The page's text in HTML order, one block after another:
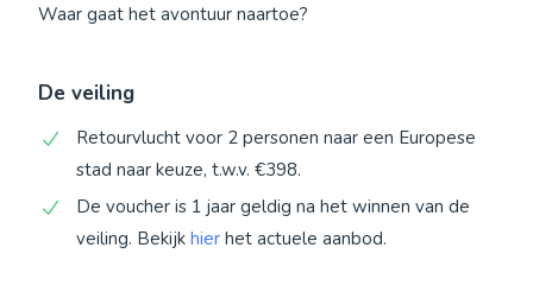
Waar gaat het avontuur naartoe?
De veiling
Retourvlucht voor 2 personen naar een Europese
stad naar keuze, t.w.v. €398.
De voucher is 1 jaar geldig na het winnen van de
veiling. Bekijk hier het actuele aanbod.